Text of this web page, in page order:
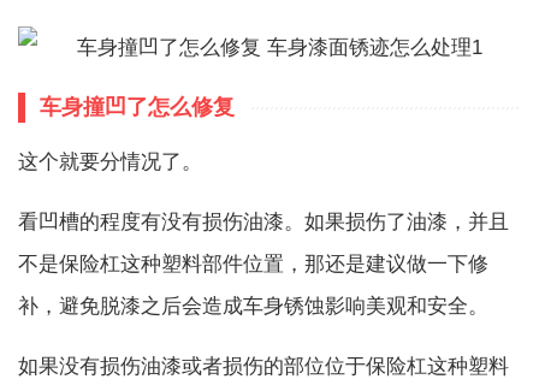
车身撞凹了怎么修复
这个就要分情况了。
看凹槽的程度有没有损伤油漆。如果损伤了油漆，并且
不是保险杠这种塑料部件位置，那还是建议做一下修
补，避免脱漆之后会造成车身锈蚀影响美观和安全。
如果没有损伤油漆或者损伤的部位位于保险杠这种塑料